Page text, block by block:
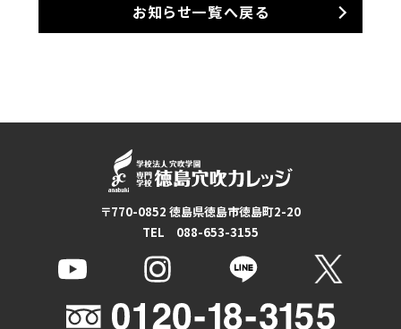
お知らせ一覧へ戻る
〒770-0852 徳島県徳島市徳島町2-20
TEL 088-653-3155